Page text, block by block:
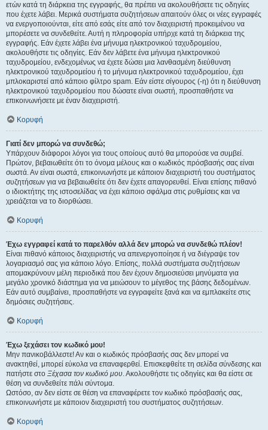
ετών κατά τη διάρκεια της εγγραφής, θα πρέπει να ακολουθήσετε τις οδηγίες
που έχετε λάβει. Μερικά συστήματα συζητήσεων απαιτούν όλες οι νέες εγγραφές
να ενεργοποιούνται, είτε από εσάς είτε από τον διαχειριστή προκειμένου να
μπορέσετε να συνδεθείτε. Αυτή η πληροφορία υπήρχε κατά τη διάρκεια της
εγγραφής. Εάν έχετε λάβει ένα μήνυμα ηλεκτρονικού ταχυδρομείου,
ακολουθήστε τις οδηγίες. Εάν δεν λάβετε ένα μήνυμα ηλεκτρονικού
ταχυδρομείου, ενδεχομένως να έχετε δώσει μια λανθασμένη διεύθυνση
ηλεκτρονικού ταχυδρομείου ή το μήνυμα ηλεκτρονικού ταχυδρομείου, έχει
μπλοκαριστεί από κάποιο φίλτρο spam. Εάν είστε σίγουρος (-η) ότι η διεύθυνση
ηλεκτρονικού ταχυδρομείου που δώσατε είναι σωστή, προσπαθήστε να
επικοινωνήσετε με έναν διαχειριστή.
Κορυφή
Γιατί δεν μπορώ να συνδεθώ;
Υπάρχουν διάφοροι λόγοι για τους οποίους αυτό θα μπορούσε να συμβεί.
Πρώτον, βεβαιωθείτε ότι το όνομα μέλους και ο κωδικός πρόσβασής σας είναι
σωστά. Αν είναι σωστά, επικοινωνήστε με κάποιον διαχειριστή του συστήματος
συζητήσεων για να βεβαιωθείτε ότι δεν έχετε απαγορευθεί. Είναι επίσης πιθανό
ο ιδιοκτήτης της ιστοσελίδας να έχει κάποιο σφάλμα στις ρυθμίσεις και να
χρειάζεται να το διορθώσει.
Κορυφή
Έχω εγγραφεί κατά το παρελθόν αλλά δεν μπορώ να συνδεθώ πλέον!
Είναι πιθανό κάποιος διαχειριστής να απενεργοποίησε ή να διέγραψε τον
λογαριασμό σας για κάποιο λόγο. Επίσης, πολλά συστήματα συζητήσεων
απομακρύνουν μέλη περιοδικά που δεν έχουν δημοσιεύσει μηνύματα για
μεγάλο χρονικό διάστημα για να μειώσουν το μέγεθος της βάσης δεδομένων.
Εάν αυτό συμβαίνει, προσπαθήστε να εγγραφείτε ξανά και να εμπλακείτε στις
δημόσιες συζητήσεις.
Κορυφή
Έχω ξεχάσει τον κωδικό μου!
Μην πανικοβάλλεστε! Αν και ο κωδικός πρόσβασής σας δεν μπορεί να
ανακτηθεί, μπορεί εύκολα να επαναφερθεί. Επισκεφθείτε τη σελίδα σύνδεσης και
πατήστε στο Ξέχασα τον κωδικό μου. Ακολουθήστε τις οδηγίες και θα είστε σε
θέση να συνδεθείτε πάλι σύντομα.
Ωστόσο, αν δεν είστε σε θέση να επαναφέρετε τον κωδικό πρόσβασής σας,
επικοινωνήστε με κάποιον διαχειριστή του συστήματος συζητήσεων.
Κορυφή